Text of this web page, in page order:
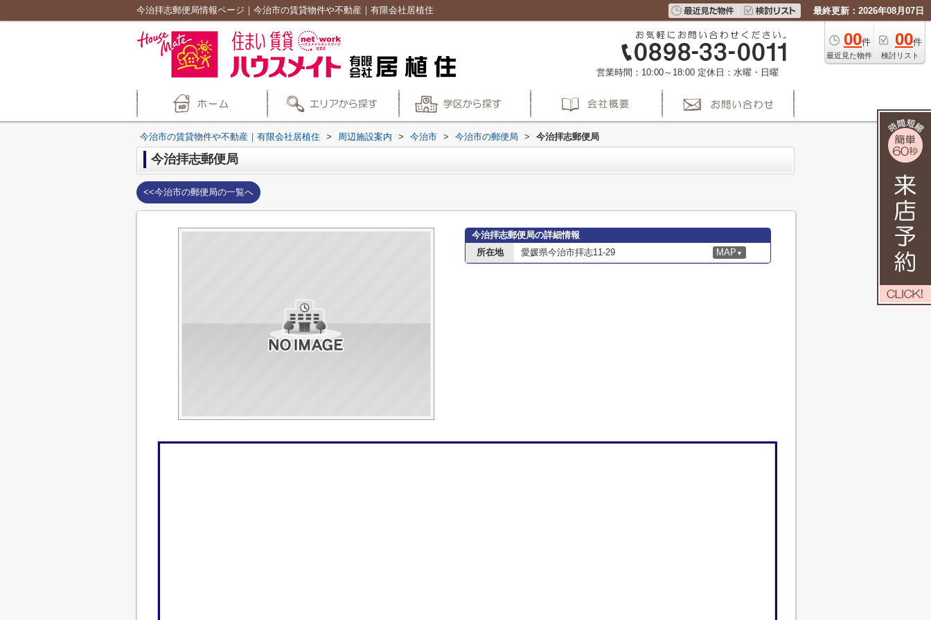
今治拝志郵便局情報ページ｜今治市の賃貸物件や不動産｜有限会社居植住 最終更新：2026年08月07日
00件
最近見た物件
00件
検討リスト
営業時間：10:00～18:00 定休日：水曜・日曜
今治市の賃貸物件や不動産｜有限会社居植住 > 周辺施設案内 > 今治市 > 今治市の郵便局 > 今治拝志郵便局
今治拝志郵便局
<<今治市の郵便局の一覧へ
今治拝志郵便局の詳細情報
所在地
愛媛県今治市拝志11-29 MAP ▼